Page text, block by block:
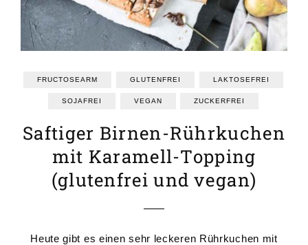
REZEPTEINDEX
FRUCTOSEARM GLUTENFREI LAKTOSEFREI
SOJAFREI VEGAN ZUCKERFREI
Saftiger Birnen-Rührkuchen
mit Karamell-Topping
(glutenfrei und vegan)
Heute gibt es einen sehr leckeren Rührkuchen mit